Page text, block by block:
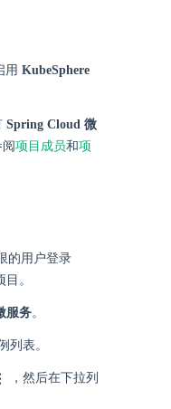
用 KubeSphere
Spring Cloud 微
项目成员和项
的用户登录
。
服务。
列表。
，然后在下拉列